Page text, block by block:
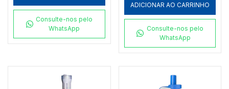
Consulte-nos pelo
WhatsApp
ADICIONAR AO CARRINHO
Consulte-nos pelo
WhatsApp